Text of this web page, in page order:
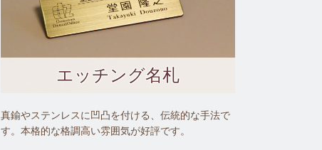
エッチング名札
真鍮やステンレスに凹凸を付ける、伝統的な手法で
す。本格的な格調高い雰囲気が好評です。